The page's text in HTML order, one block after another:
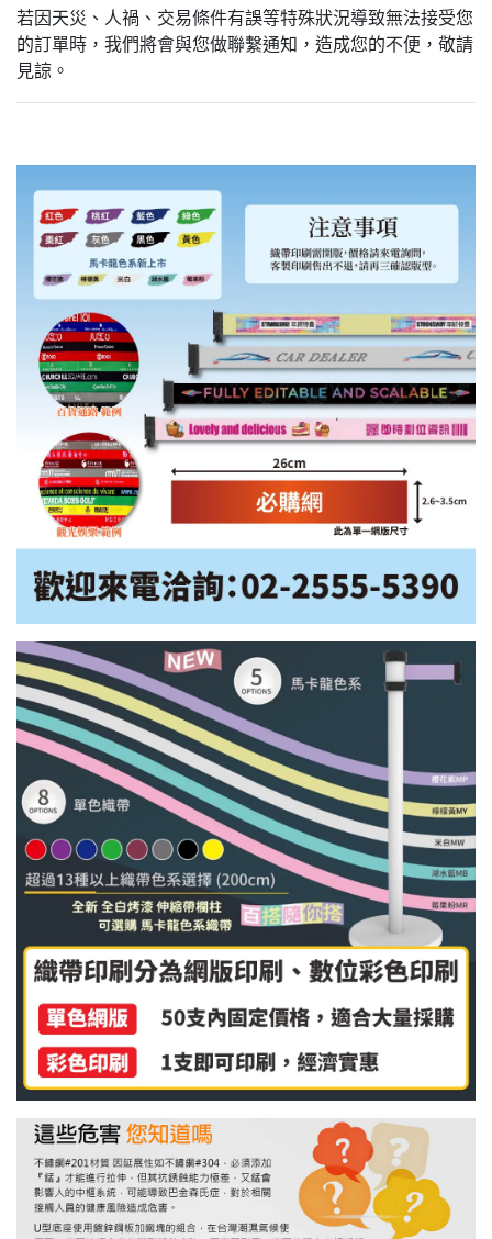
若因天災、人禍、交易條件有誤等特殊狀況導致無法接受您
的訂單時，我們將會與您做聯繫通知，造成您的不便，敬請
見諒。